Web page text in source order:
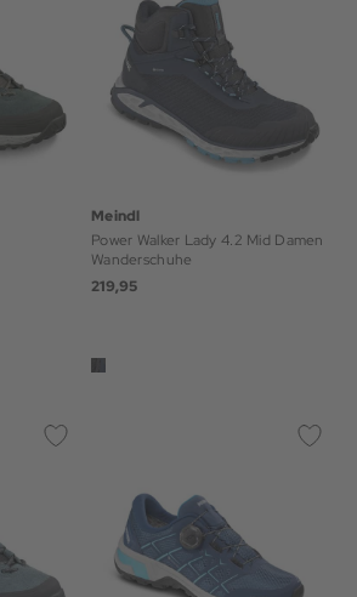
Meindl
Power Walker Lady 4.2 Mid Damen
Wanderschuhe
219,95